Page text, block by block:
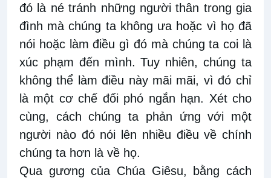
đó là nétránh những người thân trong gia
đình mà chúng ta không ưa hoặc vì họ đã
nói hoặclàmđiều gì đó mà chúng ta coi là
xúc phạm đến mình. Tuy nhiên, chúng ta
không thể làm điều nàymãi mãi, vìđó chỉ
là một cơ chế đối phó ngắn hạn. Xét cho
cùng, cách chúng ta phản ứng với một
người nào đó nói lên nhiều điều về chính
chúng ta hơn là về họ.
Qua gương của Chúa Giêsu, bằng cách